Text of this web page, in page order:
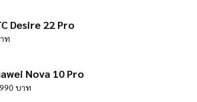
Desire 22 Pro
ท
Nova 10 Pro
บาท